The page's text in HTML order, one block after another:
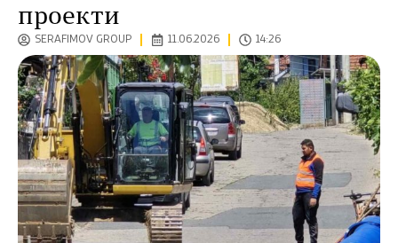
проекти
SERAFIMOV GROUP 11.06.2026 14:26